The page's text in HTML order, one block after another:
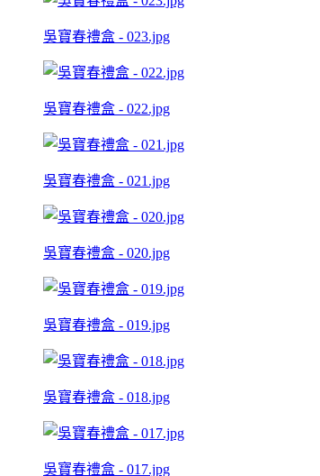
吳寶春禮盒 - 023.jpg
吳寶春禮盒 - 022.jpg
吳寶春禮盒 - 021.jpg
吳寶春禮盒 - 020.jpg
吳寶春禮盒 - 019.jpg
吳寶春禮盒 - 018.jpg
吳寶春禮盒 - 017.jpg